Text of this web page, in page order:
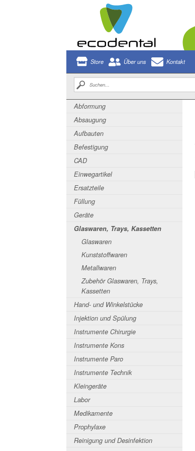
Store Über uns Kontakt
Abformung
Absaugung
Aufbauten
Befestigung
CAD
Einwegartikel
Ersatzteile
Füllung
Geräte
Glaswaren, Trays, Kassetten
Glaswaren
Kunststoffwaren
Metallwaren
Zubehör Glaswaren, Trays,
Kassetten
Hand- und Winkelstücke
Injektion und Spülung
Instrumente Chirurgie
Instrumente Kons
Instrumente Paro
Instrumente Technik
Kleingeräte
Labor
Medikamente
Prophylaxe
Reinigung und Desinfektion